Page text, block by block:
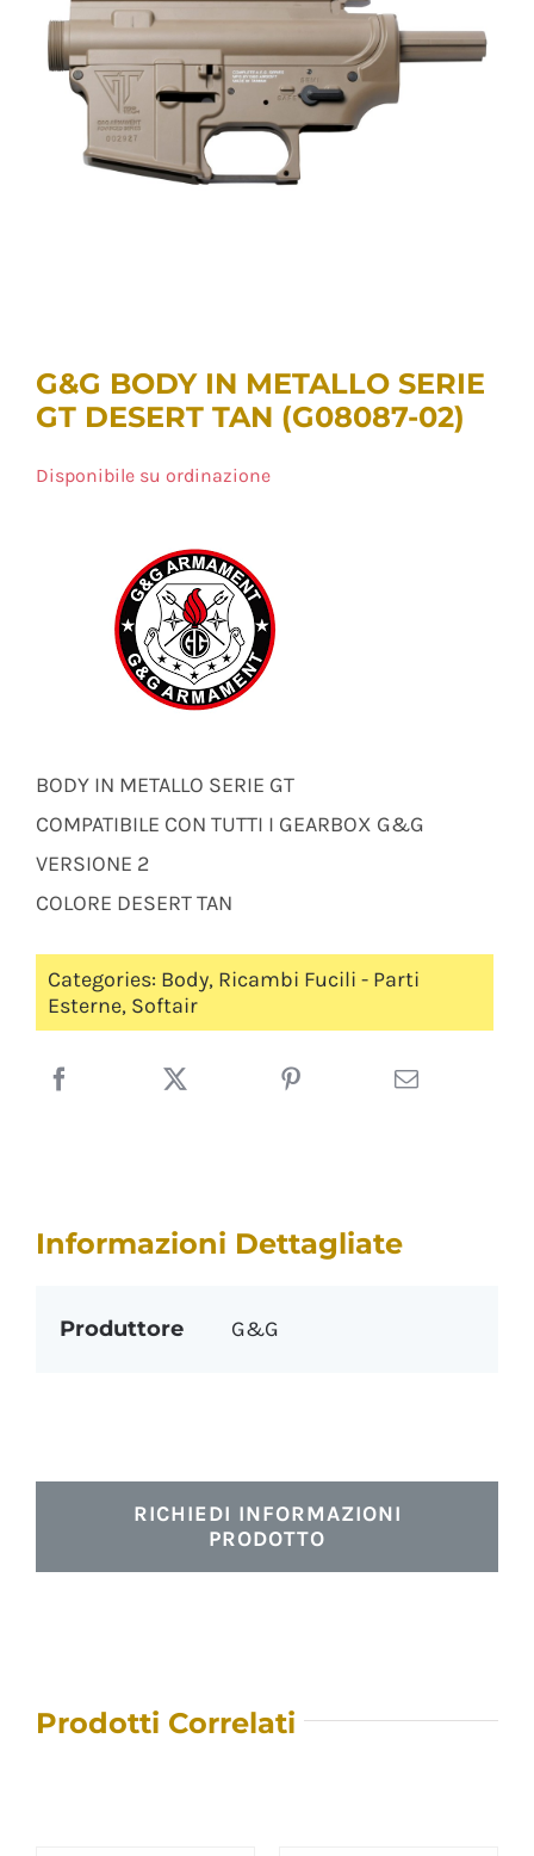
G&G BODY IN METALLO SERIE
GT DESERT TAN (G08087-02)
Disponibile su ordinazione
BODY IN METALLO SERIE GT
COMPATIBILE CON TUTTI I GEARBOX G&G
VERSIONE 2
COLORE DESERT TAN
Categories: Body, Ricambi Fucili - Parti
Esterne, Softair
Informazioni Dettagliate
Produttore G&G
RICHIEDI INFORMAZIONI
PRODOTTO
Prodotti Correlati